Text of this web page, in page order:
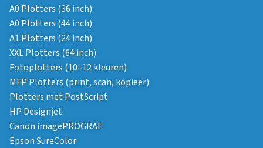
A0 Plotters (36 inch)
A0 Plotters (44 inch)
A1 Plotters (24 inch)
XXL Plotters (64 inch)
Fotoplotters (10–12 kleuren)
MFP Plotters (print, scan, kopieer)
Plotters met PostScript
HP Designjet
Canon imagePROGRAF
Epson SureColor